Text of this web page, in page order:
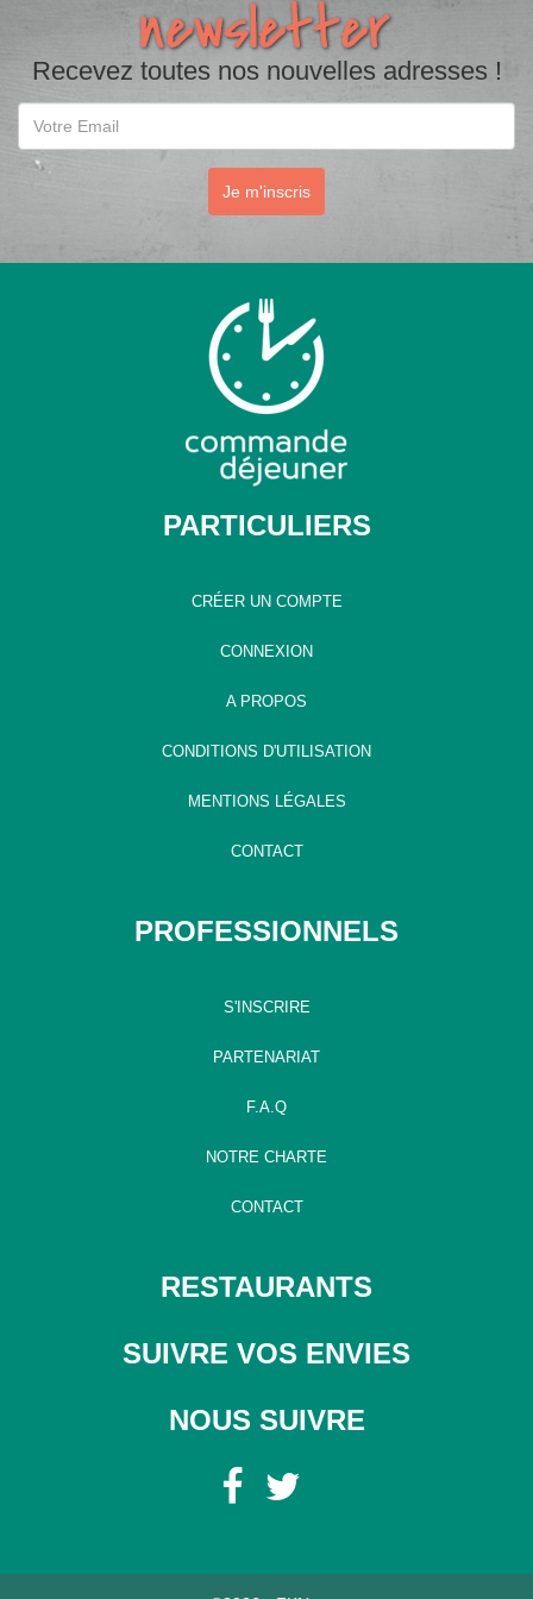
Recevez toutes nos nouvelles adresses !
Je m'inscris
PARTICULIERS
CRÉER UN COMPTE
CONNEXION
A PROPOS
CONDITIONS D'UTILISATION
MENTIONS LÉGALES
CONTACT
PROFESSIONNELS
S'INSCRIRE
PARTENARIAT
F.A.Q
NOTRE CHARTE
CONTACT
RESTAURANTS
SUIVRE VOS ENVIES
NOUS SUIVRE